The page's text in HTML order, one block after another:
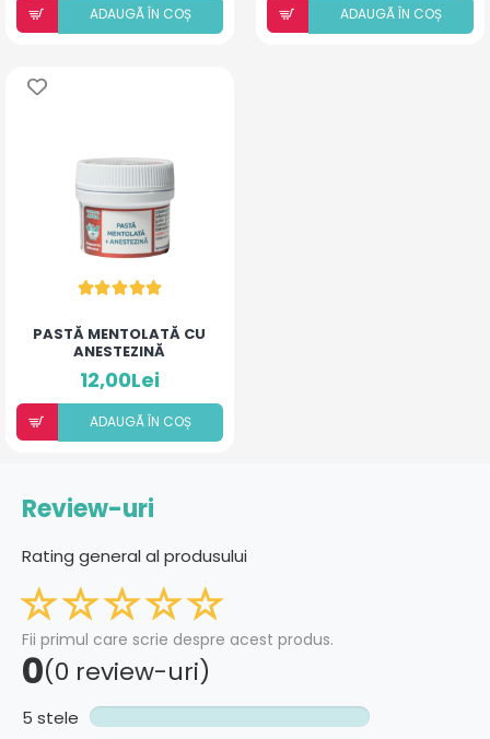
ADAUGÃ ÎN COȘ ADAUGÃ ÎN COȘ
PASTĂ MENTOLATĂ CU
ANESTEZINĂ
12,00Lei
ADAUGÃ ÎN COȘ
Review-uri
Rating general al produsului
Fii primul care scrie despre acest produs.
0(0 review-uri)
5 stele